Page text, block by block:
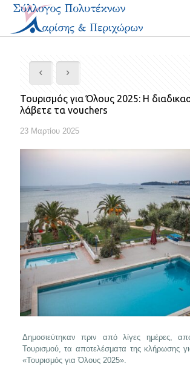
Τουρισμός για Όλους 2025: Η
λάβετε τα vouchers
23 Μαρτίου 2025
Δημοσιεύτηκαν πριν από λίγες ημέρες,
Τουρισμού, τα αποτελέσματα της κλήρωσης
«Τουρισμός για Όλους 2025».